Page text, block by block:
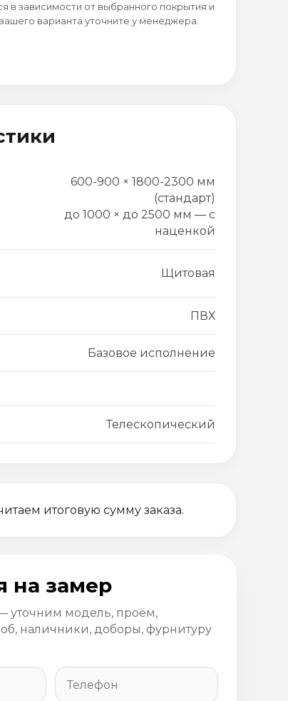
в зависимости от выбранного покрытия и
варианта уточните у менеджера.
600-900 × 1800-2300 мм
(стандарт)
до 1000 × до 2500 мм — с
наценкой
Щитовая
ПВХ
Базовое исполнение
Телескопический
итоговую сумму заказа.
на замер
уточним модель, проём,
наличники, доборы, фурнитуру